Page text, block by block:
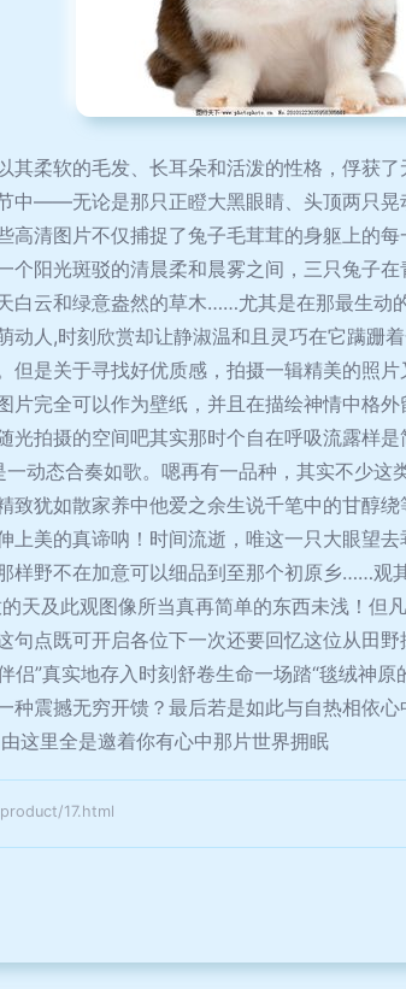
其柔软的毛发、长耳朵和活泼的性格，俘获
中——无论是那只正瞪大黑眼睛、头顶两只
清图片不仅捕捉了兔子毛茸茸的身躯上的
个阳光斑驳的清晨柔和晨雾之间，三只兔子
白云和绿意盎然的草木……尤其是在那最生动
人,时刻欣赏却让静淑温和且灵巧在它蹒跚
但是关于寻找好优质感，拍摄一辑精美的照
片完全可以作为壁纸，并且在描绘神情中格
光拍摄的空间吧其实那时个自在呼吸流露样
动态合奏如歌。嗯再有一品种，其实不少这
致犹如散家养中他爱之余生说千笔中的甘醇
上美的真谛呐！时间流逝，唯这一只大眼望
样野不在加意可以细品到至那个初原乡……观
天及此观图像所当真再简单的东西未浅！但
句点既可开启各位下一次还要回忆这位从田
侣”真实地存入时刻舒卷生命一场踏“毯绒
种震撼无穷开馈？最后若是如此与自热相依
这里全是邀着你有心中那片世界拥眠
17.html